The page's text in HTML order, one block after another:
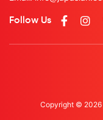
Follow Us
Copyright © 2026